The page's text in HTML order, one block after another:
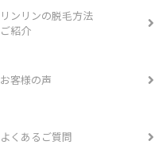
リンリンの脱毛方法
ご紹介
お客様の声
よくあるご質問